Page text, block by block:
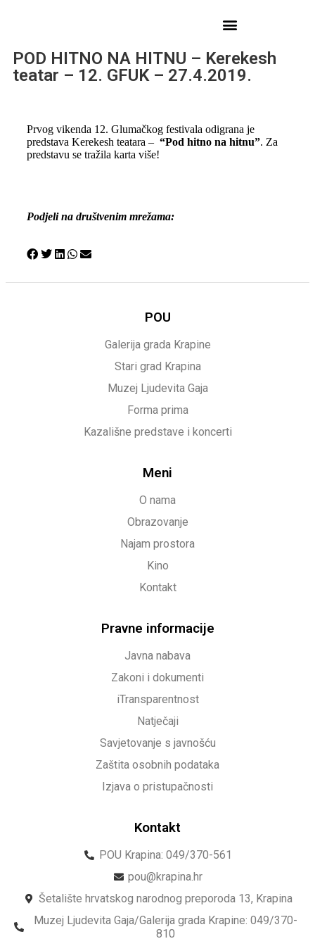
POD HITNO NA HITNU – Kerekesh
teatar – 12. GFUK – 27.4.2019.
Prvog vikenda 12. Glumačkog festivala odigrana je
predstava Kerekesh teatara – “Pod hitno na hitnu”. Za
predstavu se tražila karta više!
Podjeli na društvenim mrežama:
POU
Galerija grada Krapine
Stari grad Krapina
Muzej Ljudevita Gaja
Forma prima
Kazališne predstave i koncerti
Meni
O nama
Obrazovanje
Najam prostora
Kino
Kontakt
Pravne informacije
Javna nabava
Zakoni i dokumenti
iTransparentnost
Natječaji
Savjetovanje s javnošću
Zaštita osobnih podataka
Izjava o pristupačnosti
Kontakt
POU Krapina: 049/370-561
pou@krapina.hr
Šetalište hrvatskog narodnog preporoda 13, Krapina
Muzej Ljudevita Gaja/Galerija grada Krapine: 049/370-
810